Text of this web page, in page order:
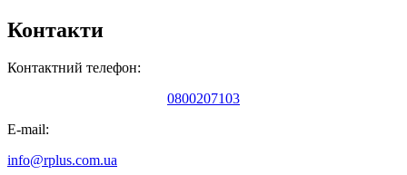
Контакти
Контактний телефон:
0800207103
E-mail:
info@rplus.com.ua